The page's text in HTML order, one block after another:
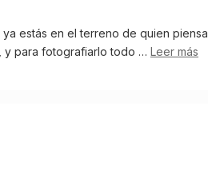
estás en el terreno de quien
y para fotografiarlo todo … Leer más